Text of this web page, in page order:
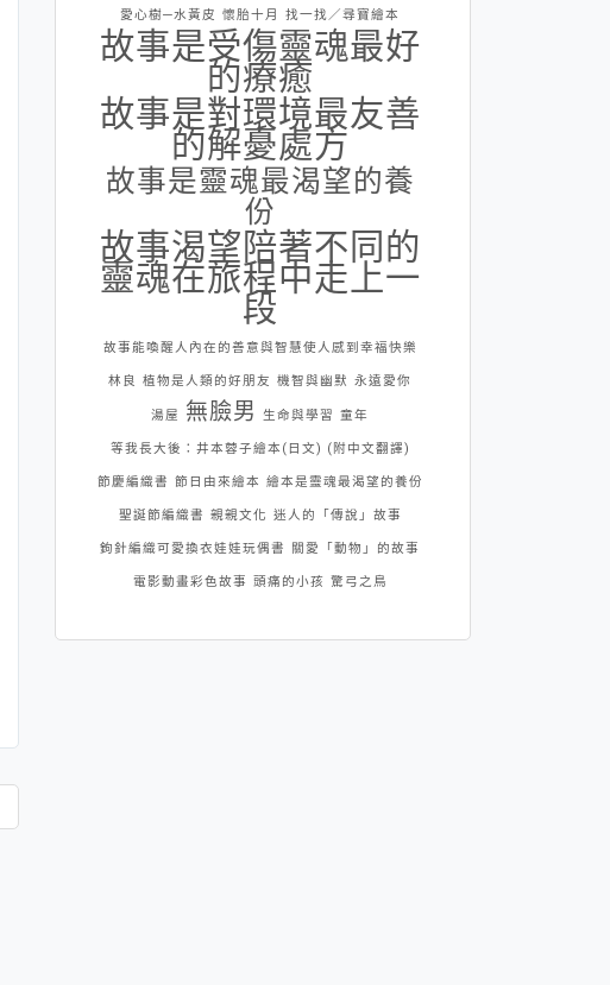
愛心樹─水黃皮 懷胎十月 找一找／尋寶繪本
故事是受傷靈魂最好
的療癒
故事是對環境最友善
的解憂處方
故事是靈魂最渴望的養
份
故事渴望陪著不同的
靈魂在旅程中走上一
段
故事能喚醒人內在的善意與智慧使人感到幸福快樂
林良 植物是人類的好朋友 機智與幽默 永遠愛你
湯屋 無臉男 生命與學習 童年
等我長大後：井本蓉子繪本(日文) (附中文翻譯)
節慶編織書 節日由來繪本 繪本是靈魂最渴望的養份
聖誕節編織書 親親文化 迷人的「傳說」故事
鉤針編織可愛換衣娃娃玩偶書 關愛「動物」的故事
電影動畫彩色故事 頭痛的小孩 驚弓之鳥